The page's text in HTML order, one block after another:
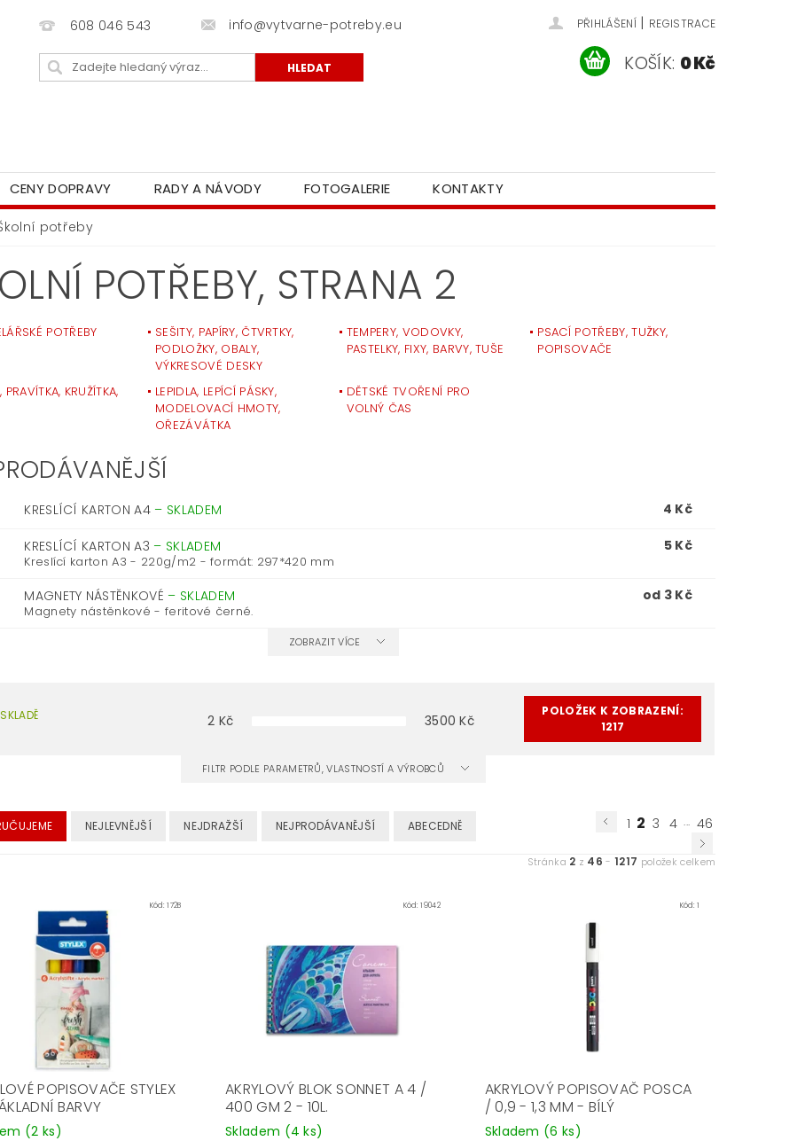
608 046 543 info@vytvarne-potreby.eu PŘIHLÁŠENÍ | REGISTRACE
KOŠÍK: 0 Kč
CENY DOPRAVY RADY A NÁVODY FOTOGALERIE KONTAKTY
potřeby
POTŘEBY, STRANA 2
POTŘEBY
SEŠITY, PAPÍRY, ČTVRTKY,
PODLOŽKY, OBALY,
VÝKRESOVÉ DESKY
TEMPERY, VODOVKY,
PASTELKY, FIXY, BARVY, TUŠE
PSACÍ POTŘEBY, TUŽKY,
POPISOVAČE
PRAVÍTKA, KRUŽÍTKA,
LEPIDLA, LEPÍCÍ PÁSKY,
MODELOVACÍ HMOTY,
OŘEZÁVÁTKA
DĚTSKÉ TVOŘENÍ PRO
VOLNÝ ČAS
KRESLÍCÍ KARTON A4 – SKLADEM 4 Kč
KRESLÍCÍ KARTON A3 – SKLADEM
Kreslící karton A3 - 220g/m2 - formát: 297*420 mm
5 Kč
MAGNETY NÁSTĚNKOVÉ – SKLADEM
Magnety nástěnkové - feritové černé.
od 3 Kč
ZOBRAZIT VÍCE
2 Kč 3500 Kč
POLOŽEK K ZOBRAZENÍ:
1217
FILTR PODLE PARAMETRŮ, VLASTNOSTÍ A VÝROBCŮ
NEJLEVNĚJŠÍ NEJDRAŽŠÍ NEJPRODÁVANĚJŠÍ ABECEDNĚ 1 2 3 4 ... 46
Stránka 2 z 46 -1217 položek celkem
Kód:172B
POPISOVAČE STYLEX
BARVY
(2 ks)
Kód:19042
AKRYLOVÝ BLOK SONNET A 4 /
400 GM 2 - 10L.
Skladem (4 ks)
Kód:1
AKRYLOVÝ POPISOVAČ POSCA
/ 0,9 - 1,3 MM - BÍLÝ
Skladem (6 ks)